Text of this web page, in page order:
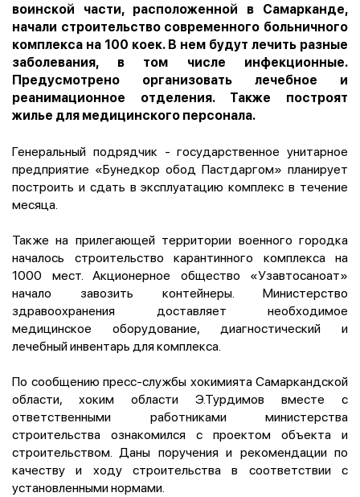
воинской части, расположенной в Самарканде,
начали строительство современного больничного
комплекса на 100 коек. В нем будут лечить разные
заболевания, в том числе инфекционные.
Предусмотрено организовать лечебное и
реанимационное отделения. Также построят
жилье для медицинского персонала.
Генеральный подрядчик - государственное унитарное
предприятие «Бунедкор обод Пастдаргом» планирует
построить и сдать в эксплуатацию комплекс в течение
месяца.
Также на прилегающей территории военного городка
началось строительство карантинного комплекса на
1000 мест. Акционерное общество «Узавтосаноат»
начало завозить контейнеры. Министерство
здравоохранения доставляет необходимое
медицинское оборудование, диагностический и
лечебный инвентарь для комплекса.
По сообщению пресс-службы хокимията Самаркандской
области, хоким области Э.Турдимов вместе с
ответственными работниками министерства
строительства ознакомился с проектом объекта и
строительством. Даны поручения и рекомендации по
качеству и ходу строительства в соответствии с
установленными нормами.